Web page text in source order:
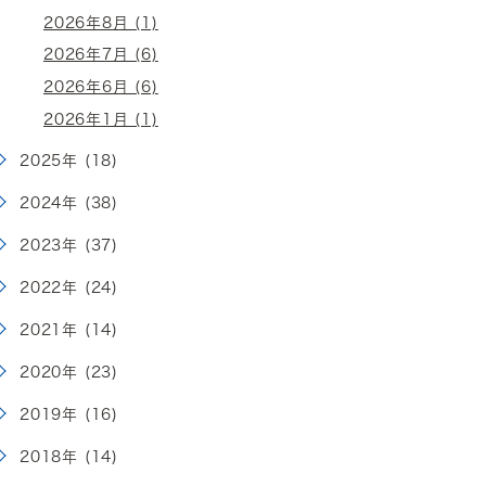
2026年8月 (1)
2026年7月 (6)
2026年6月 (6)
2026年1月 (1)
2025年 (18)
2024年 (38)
2023年 (37)
2022年 (24)
2021年 (14)
2020年 (23)
2019年 (16)
2018年 (14)